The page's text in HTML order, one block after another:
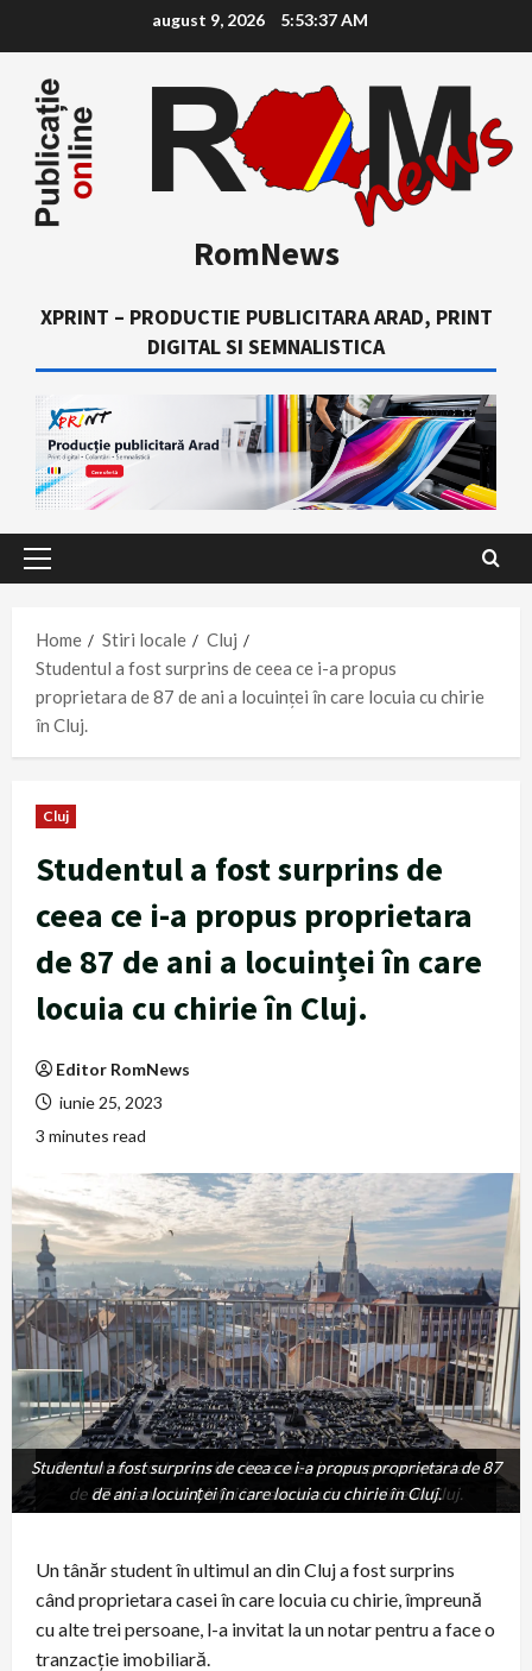
content
august 9, 2026 5:53:38 AM
RomNews
XPRINT – PRODUCTIE PUBLICITARA ARAD, PRINT
DIGITAL SI SEMNALISTICA
Primary
Home
Stiri locale
Cluj
Studentul a fost surprins de ceea ce i-a propus
proprietara de 87 de ani a locuinței în care locuia cu chirie
în Cluj.
Cluj
Studentul a fost surprins de
ceea ce i-a propus proprietara
de 87 de ani a locuinței în care
locuia cu chirie în Cluj.
Editor RomNews
iunie 25, 2023
3 minutes read
Studentul a fost surprins de ceea ce i-a propus proprietara
de 87 de ani a locuinței în care locuia cu chirie în Cluj.
Studentul a fost surprins de ceea ce i-a propus proprietara de 87
de ani a locuinței în care locuia cu chirie în Cluj.
Un tânăr student în ultimul an din Cluj a fost surprins
când proprietara casei în care locuia cu chirie, împreună
cu alte trei persoane, l-a invitat la un notar pentru a face o
tranzacție imobiliară.